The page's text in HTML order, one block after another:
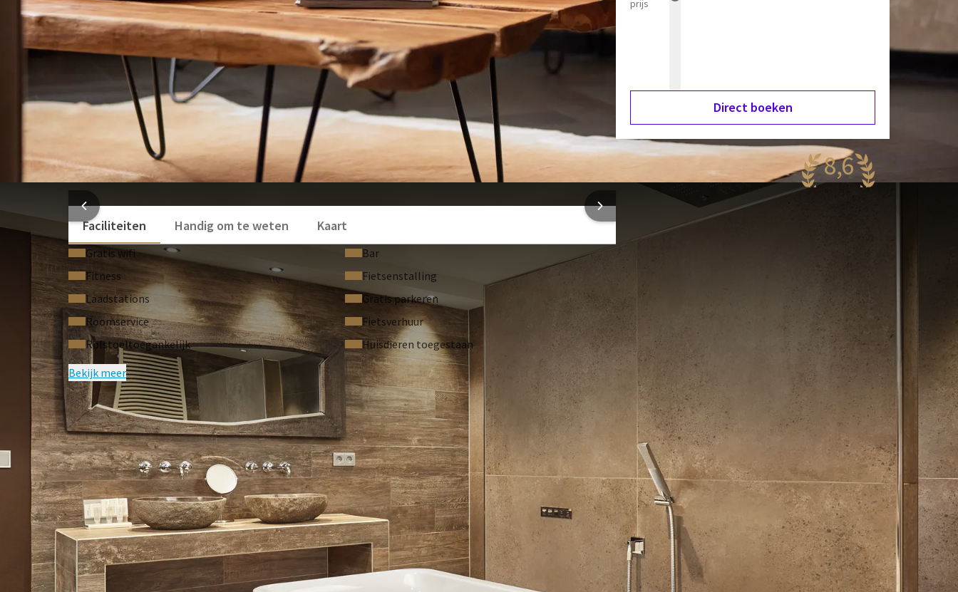
Kingsize bed
Open badkamer met toilet, regendouche en een losstaand bad
Sfeervolle zithoek
Flatscreen televisie
Koelkastje
Nespresso automaat
Als hotelgast kunt u kosteloos gebruik maken van defitnessruimte
. Daarnaast kunt u onbeperkt gebruik maken
gratis WiFi en gratis parkeergelegenheid. Bekijk ook onze anderefaciliteiten
om uw verblijf compleet
te maken.
In de kamer kan maximaal één extra bed worden bijgezet voor kinderen t/m 11 jaar. Kosten hiervoor zijn €25,-
extra per nacht.
Extra babybedje t/m 3 jaar €15,- extra per nacht.
Ontbijt
• Van maandag t/m zondag kunt u genieten van een uitgebreidontbijtbuffet
Roomservice
• U kunt een ontbijt en/of diner op uw kamer laten bezorgen. Op uw kamer vindt u een QR-code waar u direct de
gerechten kan bestellen.
• Voor onze roomservice berekenen wij €12,50 extra.
Roken is niet toegestaan op onze hotelkamers en wordt bestraft met een boete van €150,-.
Huisdieren zijn niet toegestaan op deze kamercategorie.
Green Stays- Plant a tree for free!
Wilt u een bijdrage leveren aan een groenere wereld? Dat kan! Bij Van der Valk Hotel Cuijk-Nijmegen steunen wij
het initiatief van Green Stays om een boom te planten voor iedere dag dat u, als hotelgast, ervoor kiest om bij
een meerdaags verblijf de tussentijdse kamerschoonmaak over te slaan.
Bekijk hier onze huisregels.
Douche
Toilet
Föhn
Airconditioning
Zithoek
Eetgedeelte
Bekijk meer
prijs
Direct boeken
8,6
Fantastisch
Faciliteiten
Handig om te weten Kaart
Gratis wifi
Bar
Fitness
Fietsenstalling
Laadstations
Gratis parkeren
Roomservice
Fietsverhuur
Rolstoeltoegankelijk
Huisdieren toegestaan
Bekijk meer